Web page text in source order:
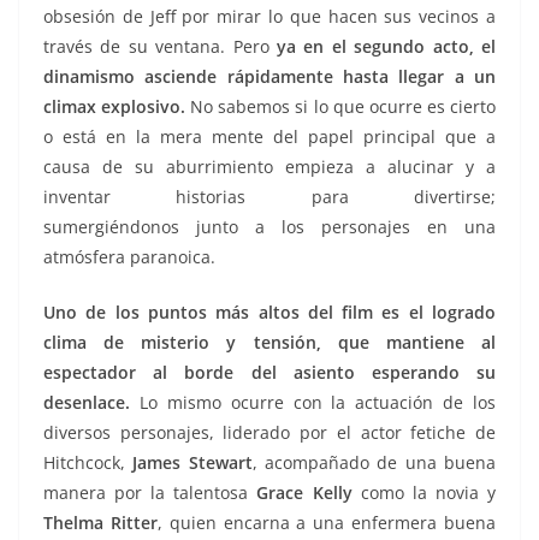
obsesión de Jeff por mirar lo que hacen sus vecinos a
través de su ventana. Pero ya en el segundo acto, el
dinamismo asciende rápidamente hasta llegar a un
climax explosivo. No sabemos si lo que ocurre es cierto
o está en la mera mente del papel principal que a
causa de su aburrimiento empieza a alucinar y a
inventar historias para divertirse;
sumergiéndonos junto a los personajes en una
atmósfera paranoica.
Uno de los puntos más altos del film es el logrado
clima de misterio y tensión, que mantiene al
espectador al borde del asiento esperando su
desenlace. Lo mismo ocurre con la actuación de los
diversos personajes, liderado por el actor fetiche de
Hitchcock, James Stewart, acompañado de una buena
manera por la talentosa Grace Kellycomo la novia y
Thelma Ritter, quien encarna a una enfermera buena